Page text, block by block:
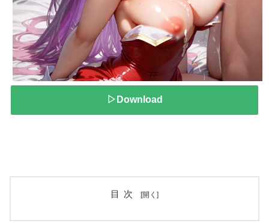
▷Download
目次